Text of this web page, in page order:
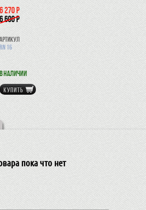
6 270 р
6 600 р
Артикул
RN 16
В наличии
КУПИТЬ
пока что нет